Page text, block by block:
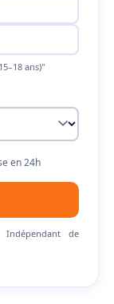
ans)"
en 24h
Indépendant de